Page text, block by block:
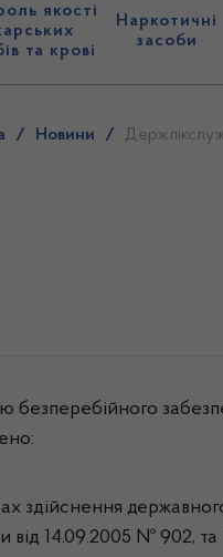
якості
та крові
Наркотичні
засоби
/ Новини /
безперебійного
здійснення
від 14.09.2005 № 902,